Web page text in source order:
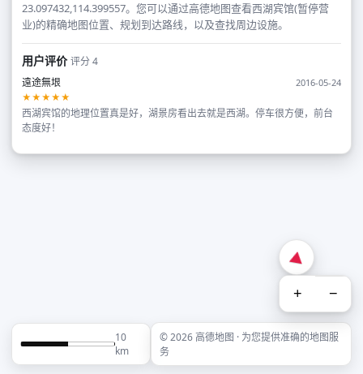
23.097432,114.399557。您可以通过高德地图查看西湖宾馆(暂停营
业)的精确地图位置、规划到达路线，以及查找周边设施。
用户评价评分 4
遠途無垠
2016-05-24
★★★★★
西湖宾馆的地理位置真是好，湖景房看出去就是西湖。停车很方便，前台
态度好！
+ −
10
km
© 2026 高德地图 · 为您提供准确的地图服
务